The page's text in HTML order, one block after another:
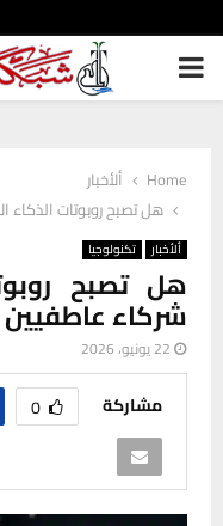
PRIMARY
Home
ألأخبار
هل تصبح روبوتات الذكاء
ألأخبار تكنولوجيا
هل تصبح
شركاء عاطفيين
22 يونيو، 2026
مشاركة 0